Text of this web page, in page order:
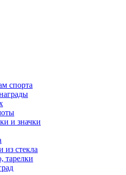
спорта
и значки
из стекла
тарелки